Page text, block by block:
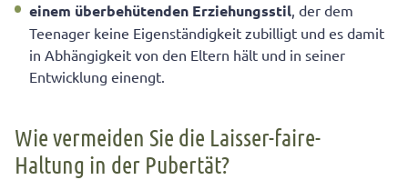
einem überbehütenden Erziehungsstil, der dem
Teenager keine Eigenständigkeit zubilligt und es damit
in Abhängigkeit von den Eltern hält und in seiner
Entwicklung einengt.
Wie vermeiden Sie die Laisser-faire-
Haltung in der Pubertät?